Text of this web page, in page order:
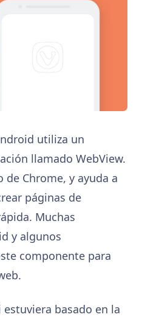
utiliza un
llamado WebView.
de Chrome, y ayuda a
páginas de
Muchas
y algunos
componente para
basado en la